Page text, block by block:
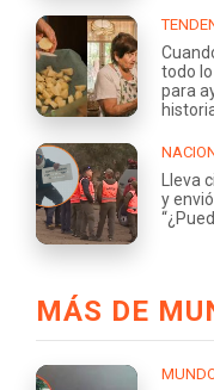
todo
para
Lleva
y
MÁS DE